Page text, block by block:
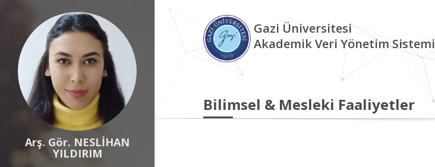
Arş. Gör. NESLİHAN
YILDIRIM
Gazi Üniversitesi
Akademik Veri Yönetim Sistemi
Bilimsel & Mesleki Faaliyetler